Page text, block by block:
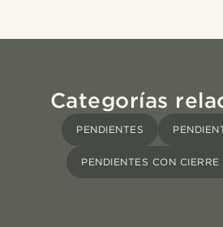
Categorías
PENDIENTES
PENDIENTES CON